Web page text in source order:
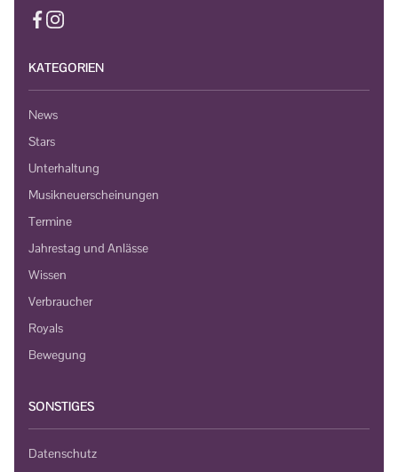
KATEGORIEN
News
Stars
Unterhaltung
Musikneuerscheinungen
Termine
Jahrestag und Anlässe
Wissen
Verbraucher
Royals
Bewegung
SONSTIGES
Datenschutz